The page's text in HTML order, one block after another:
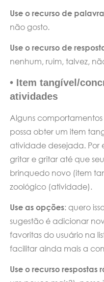
Use o recurso de
não gosto.
Use o recurso de
nenhum, ruim, talvez,
• Item tangível/
atividades
Alguns
possa obter um item
atividade desejada.
gritar e gritar até que
brinquedo novo (item
zoológico (atividade).
Use as opções: quero
sugestão é adicionar
favoritas do usuário na
facilitar ainda mais a
Use o recurso respostas